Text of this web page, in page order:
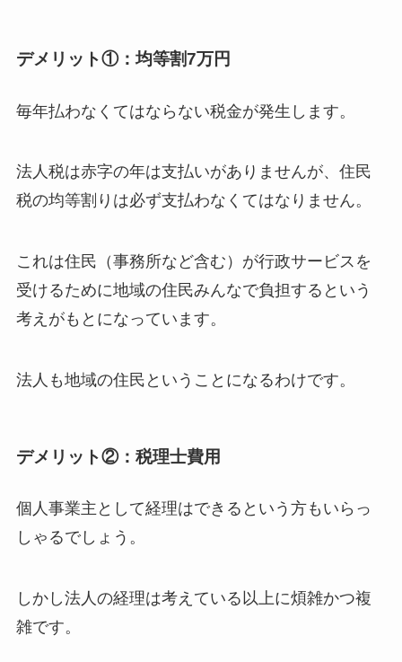
デメリット①：均等割7万円
毎年払わなくてはならない税金が発生します。
法人税は赤字の年は支払いがありませんが、住民
税の均等割りは必ず支払わなくてはなりません。
これは住民（事務所など含む）が行政サービスを
受けるために地域の住民みんなで負担するという
考えがもとになっています。
法人も地域の住民ということになるわけです。
デメリット②：税理士費用
個人事業主として経理はできるという方もいらっ
しゃるでしょう。
しかし法人の経理は考えている以上に煩雑かつ複
雑です。